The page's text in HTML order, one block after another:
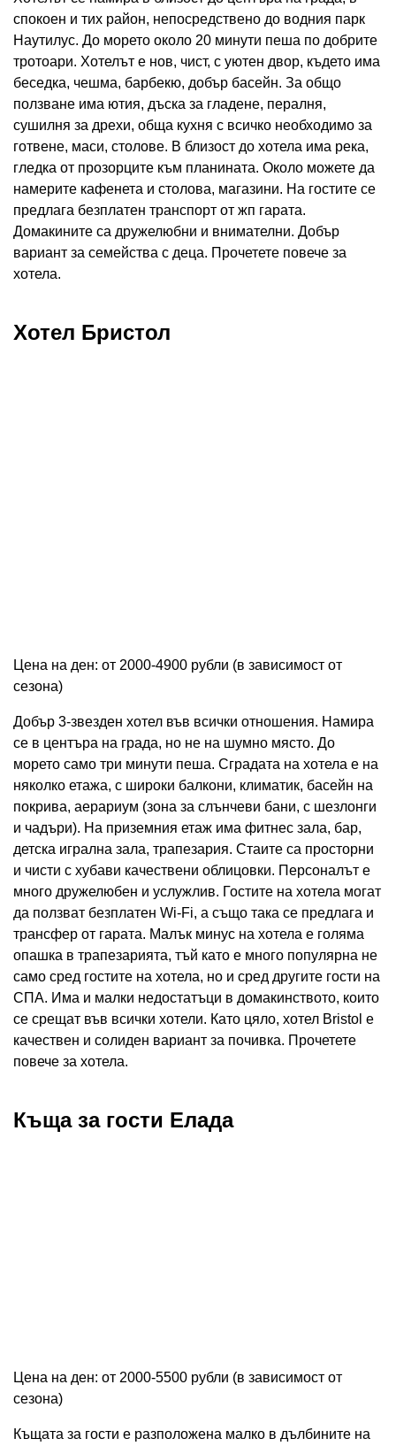
спокоен и тих район, непосредствено до водния парк
Наутилус. До морето около 20 минути пеша по добрите
тротоари. Хотелът е нов, чист, с уютен двор, където има
беседка, чешма, барбекю, добър басейн. За общо
ползване има ютия, дъска за гладене, пералня,
сушилня за дрехи, обща кухня с всичко необходимо за
готвене, маси, столове. В близост до хотела има река,
гледка от прозорците към планината. Около можете да
намерите кафенета и столова, магазини. На гостите се
предлага безплатен транспорт от жп гарата.
Домакините са дружелюбни и внимателни. Добър
вариант за семейства с деца. Прочетете повече за
хотела.
Хотел Бристол
Цена на ден: от 2000-4900 рубли (в зависимост от
сезона)
Добър 3-звезден хотел във всички отношения. Намира
се в центъра на града, но не на шумно място. До
морето само три минути пеша. Сградата на хотела е на
няколко етажа, с широки балкони, климатик, басейн на
покрива, аерариум (зона за слънчеви бани, с шезлонги
и чадъри). На приземния етаж има фитнес зала, бар,
детска игрална зала, трапезария. Стаите са просторни
и чисти с хубави качествени облицовки. Персоналът е
много дружелюбен и услужлив. Гостите на хотела могат
да ползват безплатен Wi-Fi, а също така се предлага и
трансфер от гарата. Малък минус на хотела е голяма
опашка в трапезарията, тъй като е много популярна не
само сред гостите на хотела, но и сред другите гости на
СПА. Има и малки недостатъци в домакинството, които
се срещат във всички хотели. Като цяло, хотел Bristol е
качествен и солиден вариант за почивка. Прочетете
повече за хотела.
Къща за гости Елада
Цена на ден: от 2000-5500 рубли (в зависимост от
сезона)
Къщата за гости е разположена малко в дълбините на